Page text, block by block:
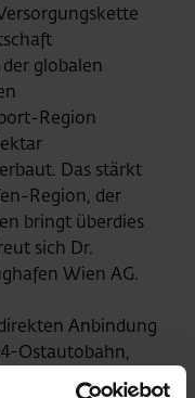
globalen
Region
Das stärkt
Region, der
bringt überdies
sich Dr.
Wien AG.
Anbindung
Ostautobahn,